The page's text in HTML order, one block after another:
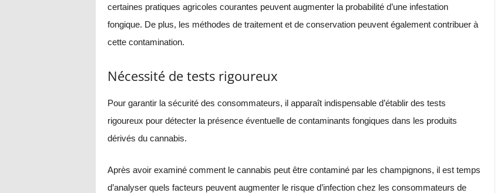
certaines pratiques agricoles courantes peuvent augmenter la probabilité d’une infestation
fongique. De plus, les méthodes de traitement et de conservation peuvent également contribuer à
cette contamination.
Nécessité de tests rigoureux
Pour garantir la sécurité des consommateurs, il apparaît indispensable d’établir des tests
rigoureux pour détecter la présence éventuelle de contaminants fongiques dans les produits
dérivés du cannabis.
Après avoir examiné comment le cannabis peut être contaminé par les champignons, il est temps
d’analyser quels facteurs peuvent augmenter le risque d’infection chez les consommateurs de